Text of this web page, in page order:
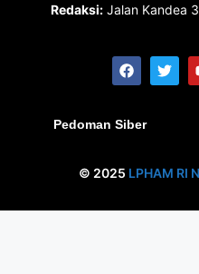
Redaksi: Jalan Kandea
Pedoman Siber
© 2025 LPHAM RI